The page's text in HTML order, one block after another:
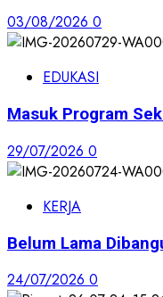
03/08/2026 0
EDUKASI
Masuk Program
29/07/2026 0
KERJA
Belum Lama
24/07/2026 0